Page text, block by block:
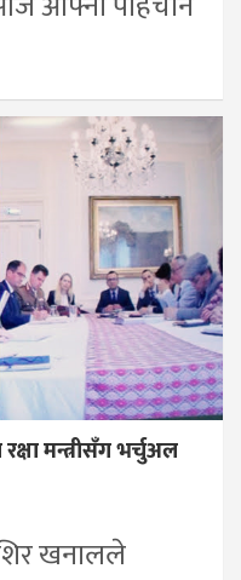
रक्षा मन्त्रीसँग भर्चुअल
खनालले